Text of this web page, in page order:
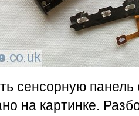
сенсорную панель
на картинке.